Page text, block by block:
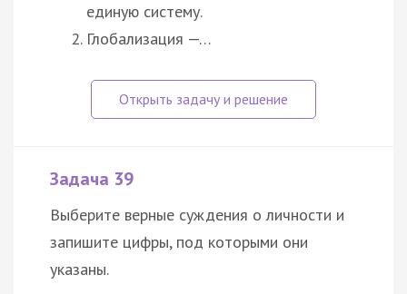
единую систему.
Глобализация —…
Задача 39
Выберите верные суждения о личности и
запишите цифры, под которыми они
указаны.